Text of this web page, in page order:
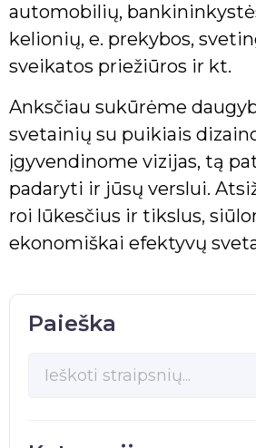
automobilių,
kelionių, e. prekybos,
sveikatos priežiūros ir kt.
Anksčiau sukūrėme
svetainių su puikiais
įgyvendinome vizijas, tą
padaryti ir jūsų verslui.
roi lūkesčius ir tikslus,
ekonomiškai efektyvų
Paieška